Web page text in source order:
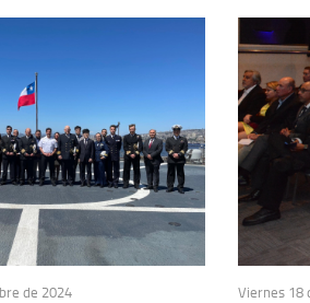
de 2024 Viernes 18